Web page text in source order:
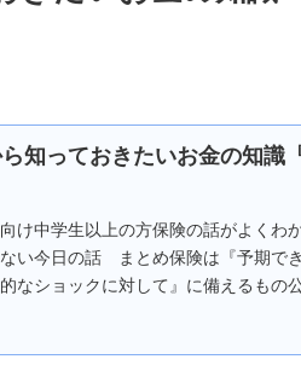
ら知っておきたいお金の知識
け中学生以上の方保険の話がよくわ
い今日の話 まとめ保険は『予期で
なショックに対して』に備えるもの